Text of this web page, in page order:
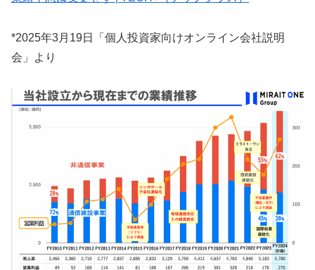
*2025年3月19日「個人投資家向けオンライン会社説明
会」より